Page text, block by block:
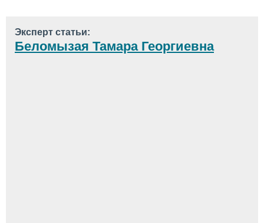
Эксперт статьи:
Беломызая Тамара Георгиевна